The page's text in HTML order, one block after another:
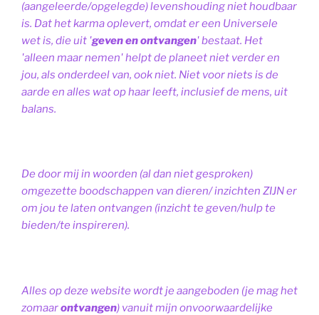
(aangeleerde/opgelegde) levenshouding niet houdbaar
is. Dat het karma oplevert, omdat er een Universele
wet is, die uit 'geven en ontvangen' bestaat. Het
'alleen maar nemen' helpt de planeet niet verder en
jou, als onderdeel van, ook niet. Niet voor niets is de
aarde en alles wat op haar leeft, inclusief de mens, uit
balans.
De door mij in woorden (al dan niet gesproken)
omgezette boodschappen van dieren/ inzichten ZIJN er
om jou te laten ontvangen (inzicht te geven/hulp te
bieden/te inspireren).
Alles op deze website wordt je aangeboden (je mag het
zomaarontvangen) vanuit mijn onvoorwaardelijke